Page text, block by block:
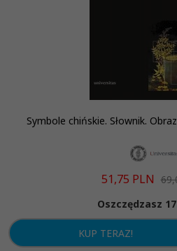
Symbole chińskie. Słownik.
51,75 PLN
Oszczędzasz
KUP TERAZ!